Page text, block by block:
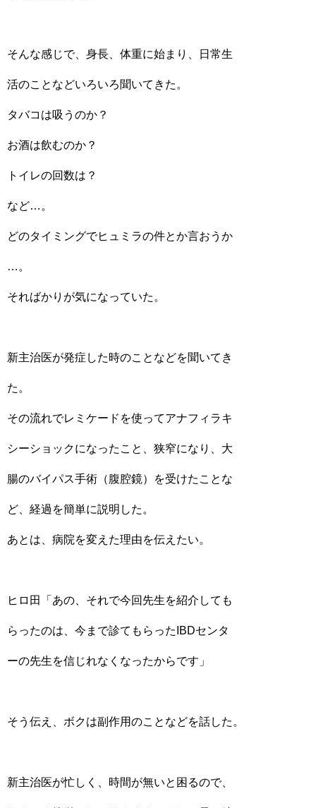
そんな感じで、身長、体重に始まり、日常生
活のことなどいろいろ聞いてきた。
タバコは吸うのか？
お酒は飲むのか？
トイレの回数は？
など…。
どのタイミングでヒュミラの件とか言おうか
…。
そればかりが気になっていた。
新主治医が発症した時のことなどを聞いてき
た。
その流れでレミケードを使ってアナフィラキ
シーショックになったこと、狭窄になり、大
腸のバイパス手術（腹腔鏡）を受けたことな
ど、経過を簡単に説明した。
あとは、病院を変えた理由を伝えたい。
ヒロ田「あの、それで今回先生を紹介しても
らったのは、今まで診てもらったIBDセンタ
ーの先生を信じれなくなったからです」
そう伝え、ボクは副作用のことなどを話した。
新主治医が忙しく、時間が無いと困るので、